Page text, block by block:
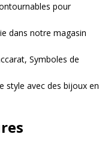
pour
dans notre magasin
Symboles de
style avec des bijoux en